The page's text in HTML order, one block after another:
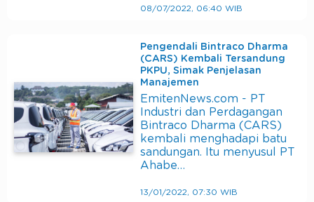
08/07/2022, 06:40 WIB
Pengendali Bintraco Dharma
(CARS) Kembali Tersandung
PKPU, Simak Penjelasan
Manajemen
EmitenNews.com - PT
Industri dan Perdagangan
Bintraco Dharma (CARS)
kembali menghadapi batu
sandungan. Itu menyusul PT
Ahabe…
13/01/2022, 07:30 WIB